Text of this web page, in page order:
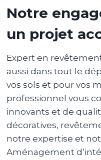
Notre
un projet
Expert en
aussi dans tout le
vos sols et pour vos
professionnel vous
innovants et de
décoratives,
notre expertise et
Aménagement